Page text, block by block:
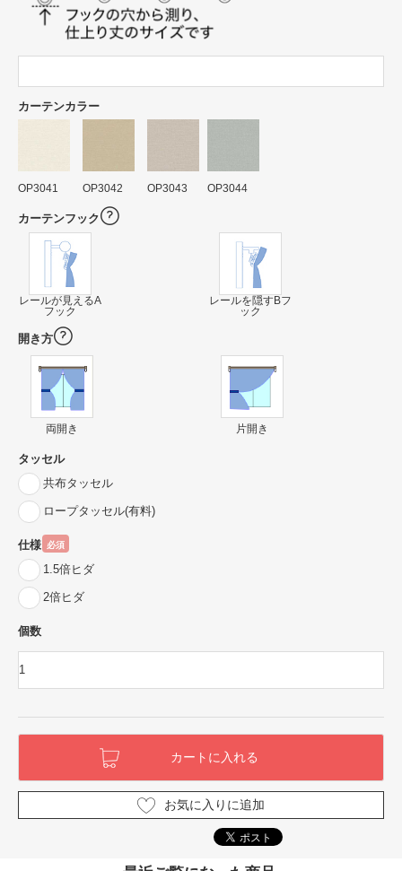
カーテンカラー
OP3041 OP3042 OP3043 OP3044
カーテンフック
レールが見えるA
フック
レールを隠すBフ
ック
開き方
両開き 片開き
タッセル
共布タッセル
ロープタッセル(有料)
仕様 必須
1.5倍ヒダ
2倍ヒダ
個数
お気に入りに追加